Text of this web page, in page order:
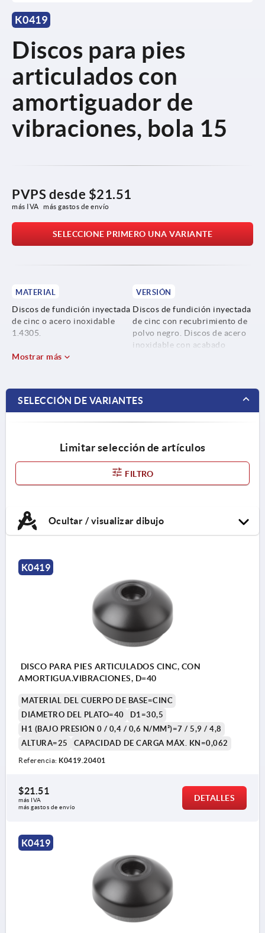
K0419
Discos para pies
articulados con
amortiguador de
vibraciones, bola 15
PVPS desde $21.51
más IVA más gastos de envío
SELECCIONE PRIMERO UNA VARIANTE
MATERIAL
Discos de fundición inyectada
de cinc o acero inoxidable
1.4305.
Placa aislante de elastómero
VERSIÓN
Discos de fundición inyectada
de cinc con recubrimiento de
polvo negro. Discos de acero
inoxidable con acabado
Mostrar más
SELECCIÓN DE VARIANTES
Limitar selección de artículos
FILTRO
Ocultar / visualizar dibujo
1) Placa aislante
K0419
DISCO PARA PIES ARTICULADOS CINC, CON
AMORTIGUA.VIBRACIONES, D=40
MATERIAL DEL CUERPO DE BASE=CINC
DIÁMETRO DEL PLATO=40
D1=30,5
H1 (BAJO PRESIÓN 0 / 0,4 / 0,6 N/MM²)=7 / 5,9 / 4,8
ALTURA=25
CAPACIDAD DE CARGA MÁX. KN=0,062
Referencia: K0419.20401
$21.51
más IVA
más gastos de envío
DETALLES
K0419